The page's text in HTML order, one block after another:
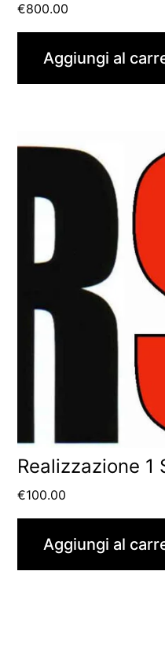
€800.00
Aggiungi al
Realizzazione 1
€100.00
Aggiungi al